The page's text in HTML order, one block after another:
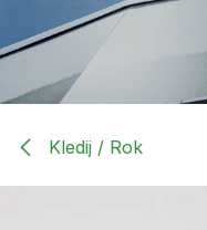
Kledij / Rok